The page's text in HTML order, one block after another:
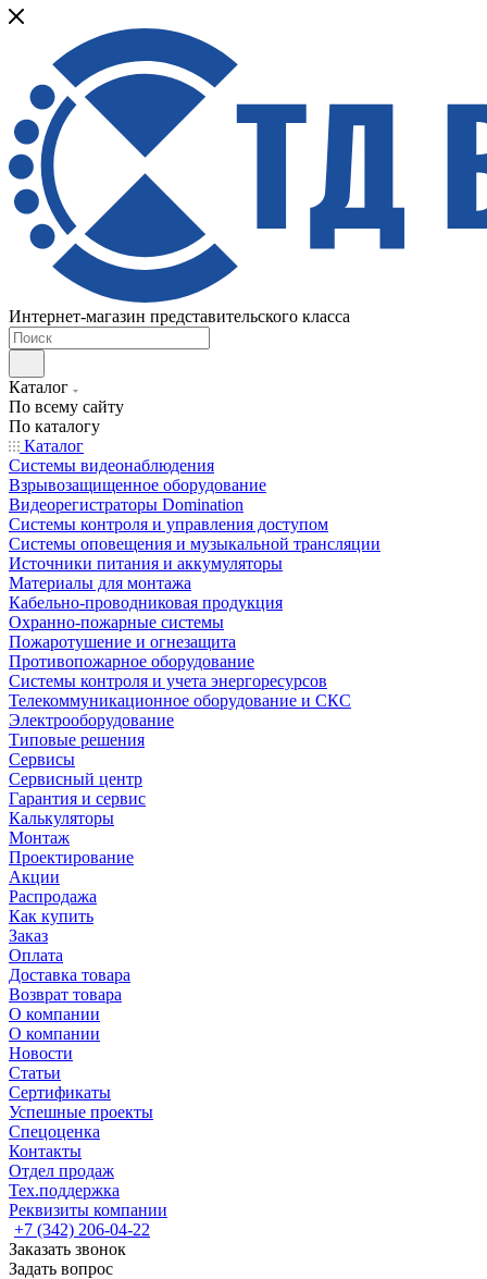
Интернет-магазин представительского класса
Каталог
По всему сайту
По каталогу
Каталог
Системы видеонаблюдения
Взрывозащищенное оборудование
Видеорегистраторы Domination
Системы контроля и управления доступом
Системы оповещения и музыкальной трансляции
Источники питания и аккумуляторы
Материалы для монтажа
Кабельно-проводниковая продукция
Охранно-пожарные системы
Пожаротушение и огнезащита
Противопожарное оборудование
Системы контроля и учета энергоресурсов
Телекоммуникационное оборудование и СКС
Электрооборудование
Типовые решения
Сервисы
Сервисный центр
Гарантия и сервис
Калькуляторы
Монтаж
Проектирование
Акции
Распродажа
Как купить
Заказ
Оплата
Доставка товара
Возврат товара
О компании
О компании
Новости
Статьи
Сертификаты
Успешные проекты
Спецоценка
Контакты
Отдел продаж
Тех.поддержка
Реквизиты компании
+7 (342) 206-04-22
Заказать звонок
Задать вопрос